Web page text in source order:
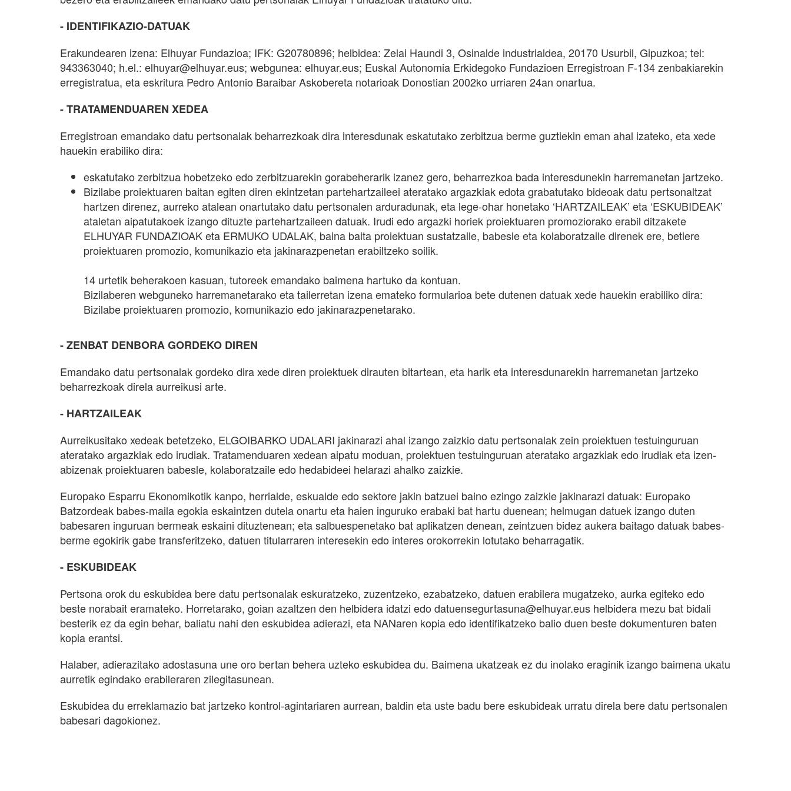
- IDENTIFIKAZIO-DATUAK
Erakundearen izena: Elhuyar Fundazioa; IFK: G20780896; helbidea: Zelai Haundi 3, Osinalde industrialdea, 20170 Usurbil, Gipuzkoa; tel:
943363040; h.el.: elhuyar@elhuyar.eus; webgunea: elhuyar.eus; Euskal Autonomia Erkidegoko Fundazioen Erregistroan F-134 zenbakiarekin
erregistratua, eta eskritura Pedro Antonio Baraibar Askobereta notarioak Donostian 2002ko urriaren 24an onartua.
- TRATAMENDUAREN XEDEA
Erregistroan emandako datu pertsonalak beharrezkoak dira interesdunak eskatutako zerbitzua berme guztiekin eman ahal izateko, eta xede
hauekin erabiliko dira:
eskatutako zerbitzua hobetzeko edo zerbitzuarekin gorabeherarik izanez gero, beharrezkoa bada interesdunekin harremanetan jartzeko.
Bizilabe proiektuaren baitan egiten diren ekintzetan partehartzaileei ateratako argazkiak edota grabatutako bideoak datu pertsonaltzat
hartzen direnez, aurreko atalean onartutako datu pertsonalen arduradunak, eta lege-ohar honetako ‘HARTZAILEAK’ eta ‘ESKUBIDEAK’
ataletan aipatutakoek izango dituzte partehartzaileen datuak. Irudi edo argazki horiek proiektuaren promoziorako erabil ditzakete
ELHUYAR FUNDAZIOAK eta ERMUKO UDALAK, baina baita proiektuan sustatzaile, babesle eta kolaboratzaile direnek ere, betiere
proiektuaren promozio, komunikazio eta jakinarazpenetan erabiltzeko soilik.
14 urtetik beherakoen kasuan, tutoreek emandako baimena hartuko da kontuan.
Bizilaberen webguneko harremanetarako eta tailerretan izena emateko formularioa bete dutenen datuak xede hauekin erabiliko dira:
Bizilabe proiektuaren promozio, komunikazio edo jakinarazpenetarako.
- ZENBAT DENBORA GORDEKO DIREN
Emandako datu pertsonalak gordeko dira xede diren proiektuek dirauten bitartean, eta harik eta interesdunarekin harremanetan jartzeko
beharrezkoak direla aurreikusi arte.
- HARTZAILEAK
Aurreikusitako xedeak betetzeko, ELGOIBARKO UDALARI jakinarazi ahal izango zaizkio datu pertsonalak zein proiektuen testuinguruan
ateratako argazkiak edo irudiak. Tratamenduaren xedean aipatu moduan, proiektuen testuinguruan ateratako argazkiak edo irudiak eta izen-
abizenak proiektuaren babesle, kolaboratzaile edo hedabideei helarazi ahalko zaizkie.
Europako Esparru Ekonomikotik kanpo, herrialde, eskualde edo sektore jakin batzuei baino ezingo zaizkie jakinarazi datuak: Europako
Batzordeak babes-maila egokia eskaintzen dutela onartu eta haien inguruko erabaki bat hartu duenean; helmugan datuek izango duten
babesaren inguruan bermeak eskaini dituztenean; eta salbuespenetako bat aplikatzen denean, zeintzuen bidez aukera baitago datuak babes-
berme egokirik gabe transferitzeko, datuen titularraren interesekin edo interes orokorrekin lotutako beharragatik.
- ESKUBIDEAK
Pertsona orok du eskubidea bere datu pertsonalak eskuratzeko, zuzentzeko, ezabatzeko, datuen erabilera mugatzeko, aurka egiteko edo
beste norabait eramateko. Horretarako, goian azaltzen den helbidera idatzi edo datuensegurtasuna@elhuyar.eus helbidera mezu bat bidali
besterik ez da egin behar, baliatu nahi den eskubidea adierazi, eta NANaren kopia edo identifikatzeko balio duen beste dokumenturen baten
kopia erantsi.
Halaber, adierazitako adostasuna une oro bertan behera uzteko eskubidea du. Baimena ukatzeak ez du inolako eraginik izango baimena ukatu
aurretik egindako erabileraren zilegitasunean.
Eskubidea du erreklamazio bat jartzeko kontrol-agintariaren aurrean, baldin eta uste badu bere eskubideak urratu direla bere datu pertsonalen
babesari dagokionez.